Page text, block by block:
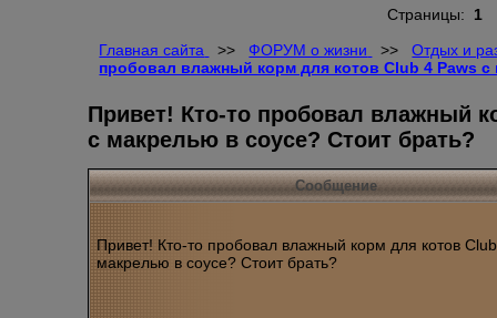
Страницы: 1
Главная сайта
>> ФОРУМ о жизни >>Отдых и
пробовал влажный корм для котов Club 4 Paws
Привет! Кто-то пробовал влажный
с макрелью в соусе? Стоит брать?
Сообщение
Привет! Кто-то пробовал влажный корм для котов
макрелью в соусе? Стоит брать?